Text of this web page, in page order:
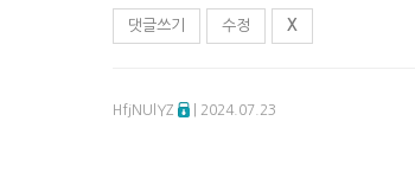
댓글쓰기 수정 X
HfjNUlYZ | 2024.07.23